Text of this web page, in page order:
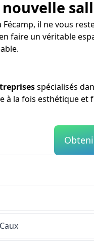
il ne vous
faire un véritable
spécialisés
à la fois esthétique et